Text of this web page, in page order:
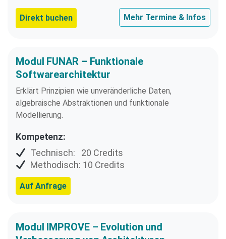
Direkt buchen Mehr Termine & Infos
Modul FUNAR – Funktionale
Softwarearchitektur
Erklärt Prinzipien wie unveränderliche Daten,
algebraische Abstraktionen und funktionale
Modellierung.
Kompetenz:
Technisch: 20 Credits
Methodisch: 10 Credits
Auf Anfrage
Modul IMPROVE – Evolution und